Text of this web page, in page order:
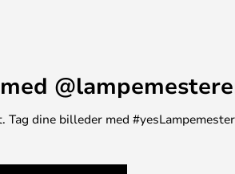
dine billeder med